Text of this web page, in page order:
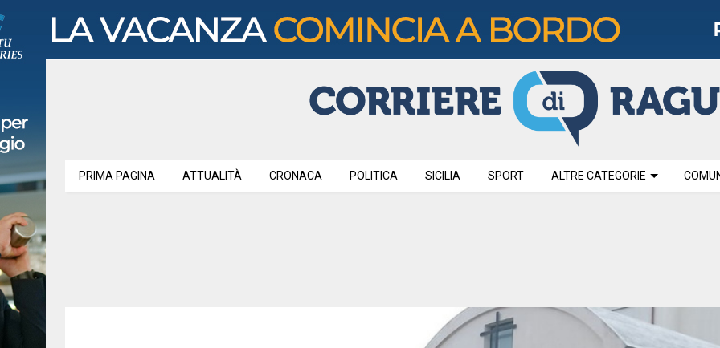
PRIMA PAGINA ATTUALITÀ CRONACA POLITICA SICILIA SPORT ALTRE CATEGORIE